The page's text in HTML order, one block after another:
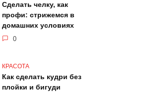
Сделать челку, как
профи: стрижемся в
домашних условиях
0
КРАСОТА
Как сделать кудри без
плойки и бигуди